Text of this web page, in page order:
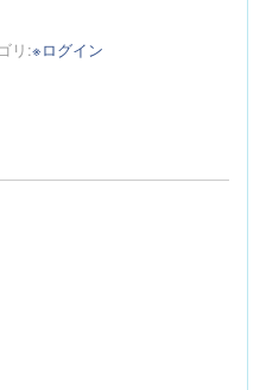
リ:※ログイン